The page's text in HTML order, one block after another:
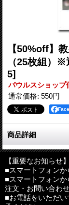
【50%off】
（25枚組）
5]
パウルスショップ
通常価格: 550円
商品詳細
教皇フランシスコ
25枚組となります
枚。数量を「2」に
サイズ：60×105mm
【重要なお知らせ】
■スマートフォンか
■スマートフォン
注文・お問い合わ
■お電話をいただ